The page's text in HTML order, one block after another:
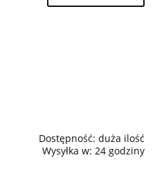
Dostępność: duża ilość
Wysyłka w: 24 godziny